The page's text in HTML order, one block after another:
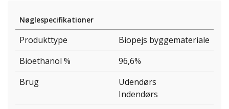
Nøglespecifikationer
Produkttype
Biopejs byggemateriale
Bioethanol %
96,6%
Brug
Udendørs
Indendørs